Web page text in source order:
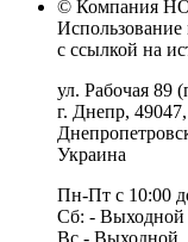
© Компания
Использование
с ссылкой на
ул. Рабочая 89
г. Днепр, 49047,
Украина
Пн-Пт с 10:00
Сб: - Выходной